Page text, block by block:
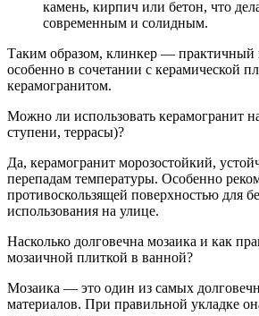
камень, кирпич или бетон, что
современным и солидным.
Таким образом, клинкер — практичный
особенно в сочетании с керамической
керамогранитом.
Можно ли использовать керамогранит
ступени, террасы)?
Да, керамогранит морозостойкий,
перепадам температуры. Особенно
противоскользящей поверхностью для
использования на улице.
Насколько долговечна мозаика и как
мозаичной плиткой в ванной?
Мозаика — это один из самых
материалов. При правильной укладке